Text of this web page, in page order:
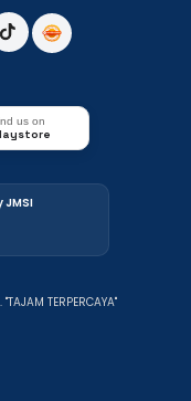
us on
JMSI
TERPERCAYA"